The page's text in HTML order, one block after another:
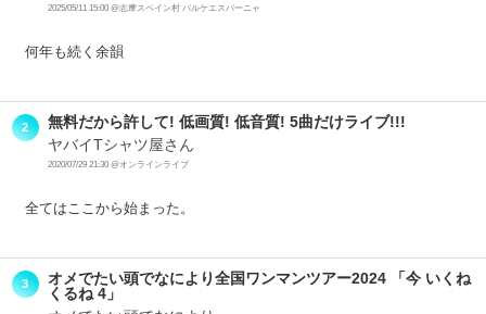
2025/05/11 15:00 @志摩スペイン村 パルケエスパーニャ
何年も続く余韻
2 無料だから許して! 低画質! 低音質! 5曲だけライブ!!!
ヤバイTシャツ屋さん
2020/07/29 21:30 @オンラインライブ
全てはここから始まった。
3
オメでたい頭でなにより全国ワンマンツアー2024 「今 いくね
くるね 4」